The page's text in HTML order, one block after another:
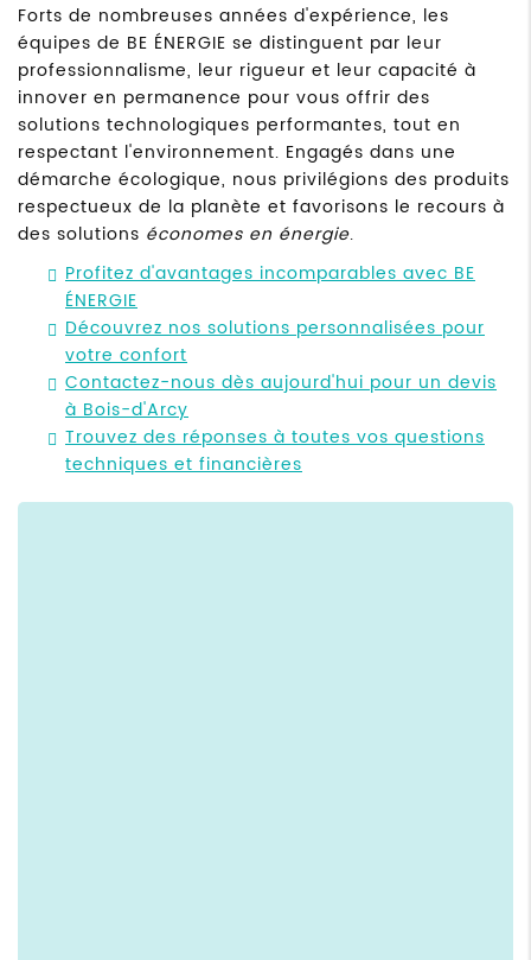
Forts de nombreuses années d'expérience, les
équipes de BE ÉNERGIE se distinguent par leur
professionnalisme, leur rigueur et leur capacité à
innover en permanence pour vous offrir des
solutions technologiques performantes, tout en
respectant l'environnement. Engagés dans une
démarche écologique, nous privilégions des produits
respectueux de la planète et favorisons le recours à
des solutions économes en énergie.
Profitez d'avantages incomparables avec BE
ÉNERGIE
Découvrez nos solutions personnalisées pour
votre confort
Contactez-nous dès aujourd'hui pour un devis
à Bois-d'Arcy
Trouvez des réponses à toutes vos questions
techniques et financières